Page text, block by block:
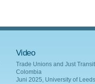
Video
Trade Unions and Just
Colombia
Juni 2025, University of Leeds